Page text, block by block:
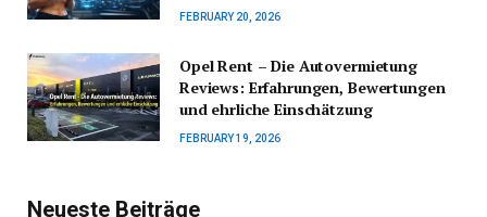
FEBRUARY 20, 2026
Opel Rent – Die Autovermietung
Reviews: Erfahrungen, Bewertungen
und ehrliche Einschätzung
FEBRUARY 19, 2026
Neueste Beiträge